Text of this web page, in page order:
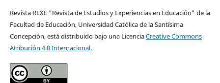
Revista REXE "Revista de Estudios y Experiencias en Educación" de la
Facultad de Educación, Universidad Católica de la Santísima
Concepción, está distribuido bajo una LicenciaCreative Commons
Atribución 4.0 Internacional.